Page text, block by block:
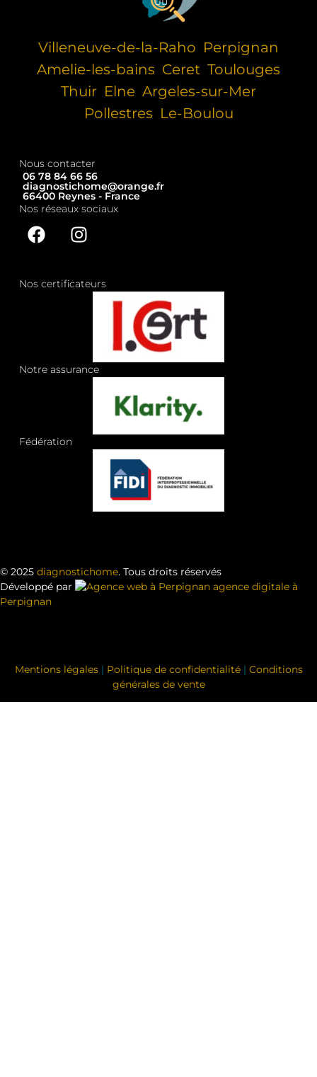
Villeneuve-de-la-Raho Perpignan
Amelie-les-bains Ceret Toulouges
Thuir Elne Argeles-sur-Mer
Pollestres Le-Boulou
Nous contacter
06 78 84 66 56
diagnostichome@orange.fr
66400 Reynes - France
Nos réseaux sociaux
Nos certificateurs
Notre assurance
Fédération
© 2025 diagnostichome. Tous droits réservés
Développé par
agence digitale à
Perpignan
Mentions légales| Politique de confidentialité | Conditions
générales de vente